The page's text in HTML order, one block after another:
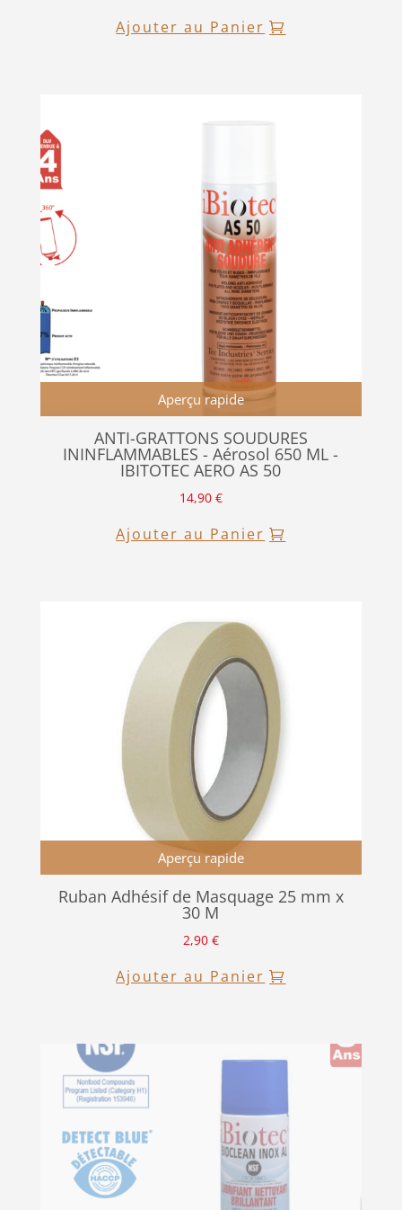
Ajouter au Panier
Aperçu rapide
ANTI-GRATTONS SOUDURES
ININFLAMMABLES - Aérosol 650 ML -
IBITOTEC AERO AS 50
14,90 €
Ajouter au Panier
Aperçu rapide
Ruban Adhésif de Masquage 25 mm x
30 M
2,90 €
Ajouter au Panier